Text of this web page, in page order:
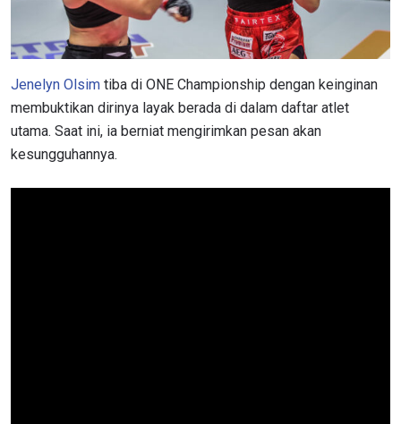
Jenelyn Olsim tiba di ONE Championship dengan keinginan
membuktikan dirinya layak berada di dalam daftar atlet
utama. Saat ini, ia berniat mengirimkan pesan akan
kesungguhannya.